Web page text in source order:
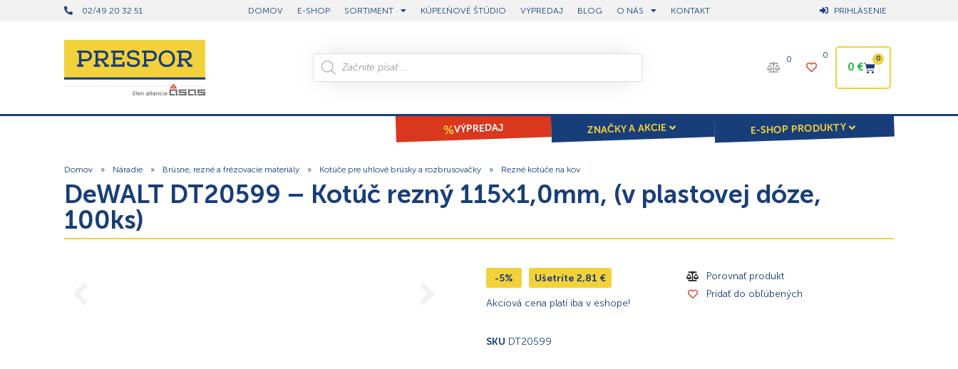
02/49 20 32 51 DOMOV E-SHOP SORTIMENT KÚPEĽŇOVÉ ŠTÚDIO VÝPREDAJ BLOG O NÁS KONTAKT PRIHLÁSENIE
0 0
0€
0
VÝPREDAJ ZNAČKY A AKCIE E-SHOP PRODUKTY
Domov » Náradie » Brúsne, rezné a frézovacie materiály » Kotúče pre uhlové brúsky a rozbrusovačky » Rezné kotúče na kov
DeWALT DT20599 – Kotúč rezný 115×1,0mm, (v plastovej dóze,
100ks)
-5% Ušetríte 2,81 €
Akciová cena platí iba v eshope!
SKU DT20599
Porovnať produkt
Pridať do obľúbených